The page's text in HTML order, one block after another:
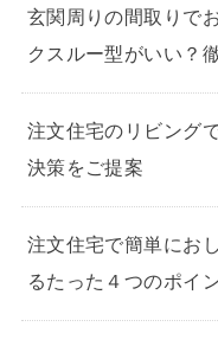
玄関周りの間取りで
クスルー型がいい？
注文住宅のリビング
決策をご提案
注文住宅で簡単にお
るたった４つのポイ